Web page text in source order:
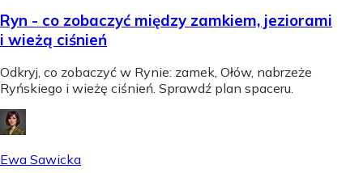
Ryn - co zobaczyć między zamkiem, jeziorami
i wieżą ciśnień
Odkryj, co zobaczyć w Rynie: zamek, Ołów, nabrzeże
Ryńskiego i wieżę ciśnień. Sprawdź plan spaceru.
Ewa Sawicka